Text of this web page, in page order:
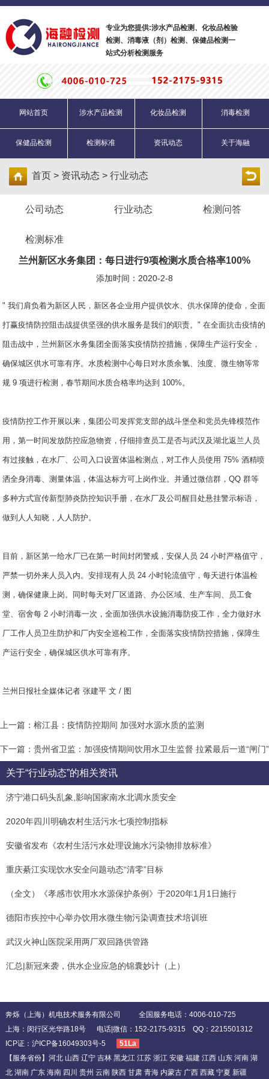
专业为您提供:涉水产品检测、化妆品检验
检测、消毒液（剂）检测、保健品检测一
站式分析检测服务
网站首页 涉水产品检测 化妆品检测 消毒检测
保健品检测 检测标准 资讯动态 关于海融
首页 > 资讯动态 > 行业动态
公司动态 行业动态 检测问答
检测标准
兰州新区水务集团：每日进行9项检测水质合格率100%
添加时间：2020-2-8
" 我们肩负着为新区人民，新区各企业用户提供饮水、供水保障的使命，全面
打赢疫情防控阻击战提供坚强的供水服务是我们的职责。" 在全面抗击疫情的
阻击战中，兰州新区水务集团全面落实疫情防控措施，保障生产运行安全，
确保城区供水可靠有序。水质检测中心每日对水质余氯、浊度、微生物等常
规 9 项进行检测，春节期间水质合格率均达到 100%。
疫情防控工作开展以来，集团公司发挥党支部的战斗堡垒和党员先锋模范作
用，第一时间发放防控应急物资，仔细排查员工是否与武汉及湖北返兰人员
有过接触，在水厂、公司入口设置体温检测点，对工作人员使用 75% 酒精喷
洒全身消毒、测量体温，体温达标方可上岗作业。并通过微信群，QQ 群等
多种方式宣传新型肺炎防控知识手册，在水厂及公司醒目处悬挂警示标语，
做到人人知晓，人人防护。
目前，新区第一给水厂已在第一时间封闭警戒，安保人员 24 小时严格值守，
严禁一切外来人员入内。安排现有人员 24 小时轮流值守，每天进行体温检
测，确保健康上岗。同时每天对厂区道路、办公区域、生产车间、员工食
堂、宿舍每 2 小时消毒一次，全面加强供水设施消毒防疫工作，全力做好水
厂工作人员卫生防护和厂内安全巡检工作，全面落实疫情防控措施，保障生
产运行安全，确保城区供水可靠有序。
兰州日报社全媒体记者 张建平 文 / 图
上一篇：榕江县：疫情防控期间 加强对水源水质的监测
下一篇：贵州省卫监：加强疫情期间饮用水卫生监督 拉紧最后一道“闸门”
关于“行业动态”的相关资讯
济宁港口码头乱象,影响国家南水北调水质安全
2020年四川明确农村生活污水七项控制指标
安徽省发布《农村生活污水处理设施水污染物排放标准》
重庆綦江实现饮水安全问题动态“清零”目标
（全文）《孝感市饮用水水源保护条例》于2020年1月1日施行
德阳市疾控中心举办饮用水微生物污染调查技术培训班
武汉火神山医院采用两厂双回路供管路
汇总|新冠来袭，供水企业应急的锦囊妙计（上）
奔烁（上海）机电技术服务有限公司 全国服务电话：4006-010-725
上海：闵行区光华路18号 电话|微信：152-2175-9315 QQ：2215501312
ICP证： 沪ICP备16049303号-5
51La
【服务省份】河北 山西 辽宁 吉林 黑龙江 江苏 浙江 安徽 福建 江西 山东 河南 湖
北 湖南 广东 海南 四川 贵州 云南 陕西 甘肃 青海 内蒙古 广西 西藏 宁夏 新疆